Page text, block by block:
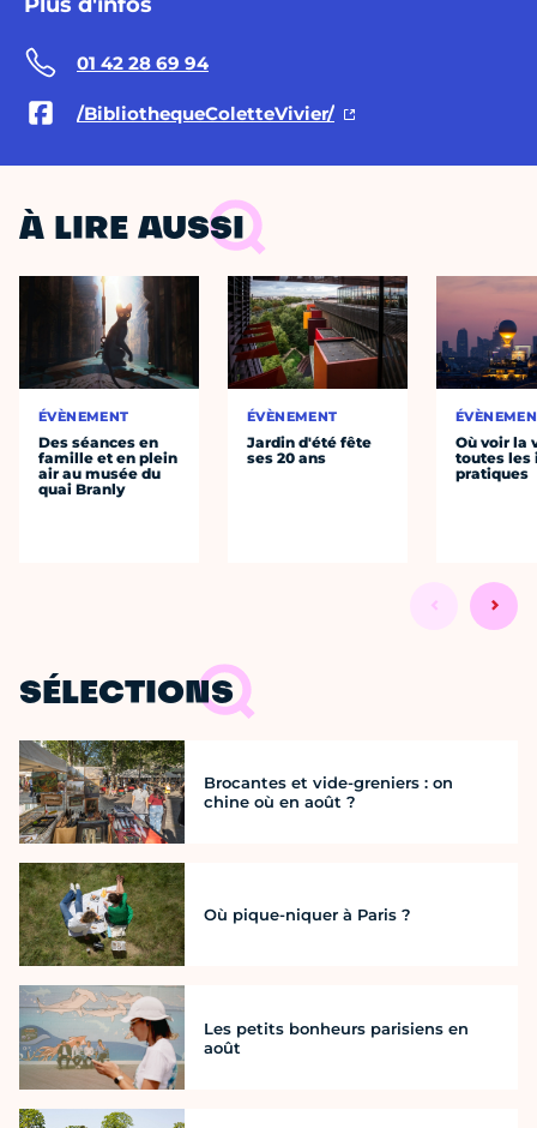
01 42 28 69 94
/BibliothequeColetteVivier/
À LIRE AUSSI
ÉVÈNEMENT
Des séances en
famille et en plein
air au musée du
quai Branly
ÉVÈNEMENT
Jardin d'été fête
ses 20 ans
Où voir la
toutes les
pratiques
SÉLECTIONS
Brocantes et vide-greniers : on
chine où en août ?
Où pique-niquer à Paris ?
Les petits bonheurs parisiens en
août